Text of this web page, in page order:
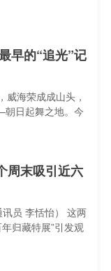
早的“追光”记
海荣成成山头，
日起舞之地。今
周末吸引近六
员 李恬怡） 这两
归藏特展”引发观